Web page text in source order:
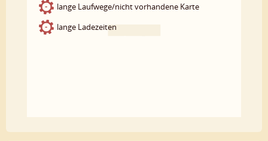
lange Laufwege/nicht vorhandene Karte
lange Ladezeiten